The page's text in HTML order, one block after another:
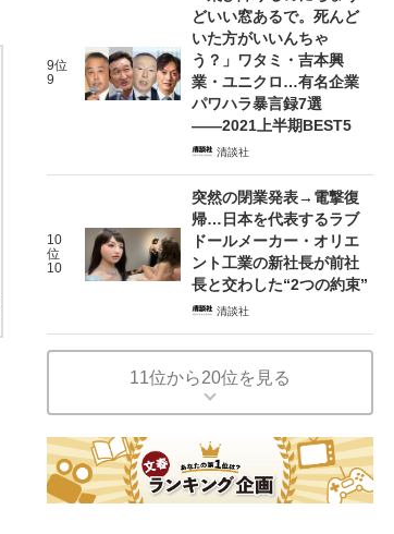
9位
9
どいい窓あるで。死んど
いた方がいいんちゃ
う？」ワタミ・吉本興
業・ユニクロ…有名企業
パワハラ暴言録7選
――2021上半期BEST5
清談社
10
位
10
突然の閉業発表→電撃復
帰…日本を代表するラブ
ドールメーカー・オリエ
ント工業の新社長が前社
長と交わした“2つの約束”
清談社
11位から20位を見る